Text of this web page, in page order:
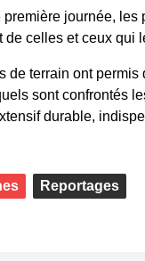
première journée,
de celles et ceux qui
de terrain ont
sont confrontés
durable,
Reportages